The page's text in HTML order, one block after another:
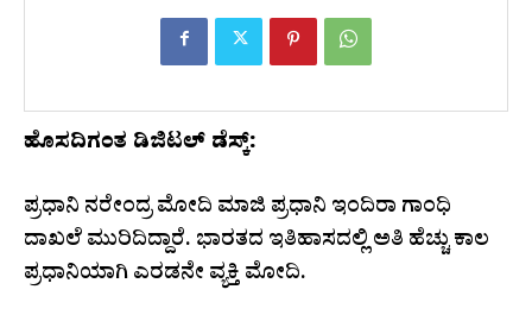
ಹೊಸದಿಗಂತ ಡಿಜಿಟಲ್‌ ಡೆಸ್ಕ್‌:
ಪ್ರಧಾನಿ ನರೇಂದ್ರ ಮೋದಿ ಮಾಜಿ ಪ್ರಧಾನಿ ಇಂದಿರಾ ಗಾಂಧಿ
ದಾಖಲೆ ಮುರಿದಿದ್ದಾರೆ. ಭಾರತದ ಇತಿಹಾಸದಲ್ಲಿ ಅತಿ ಹೆಚ್ಚು ಕಾಲ
ಪ್ರಧಾನಿಯಾಗಿ ಎರಡನೇ ವ್ಯಕ್ತಿ ಮೋದಿ.